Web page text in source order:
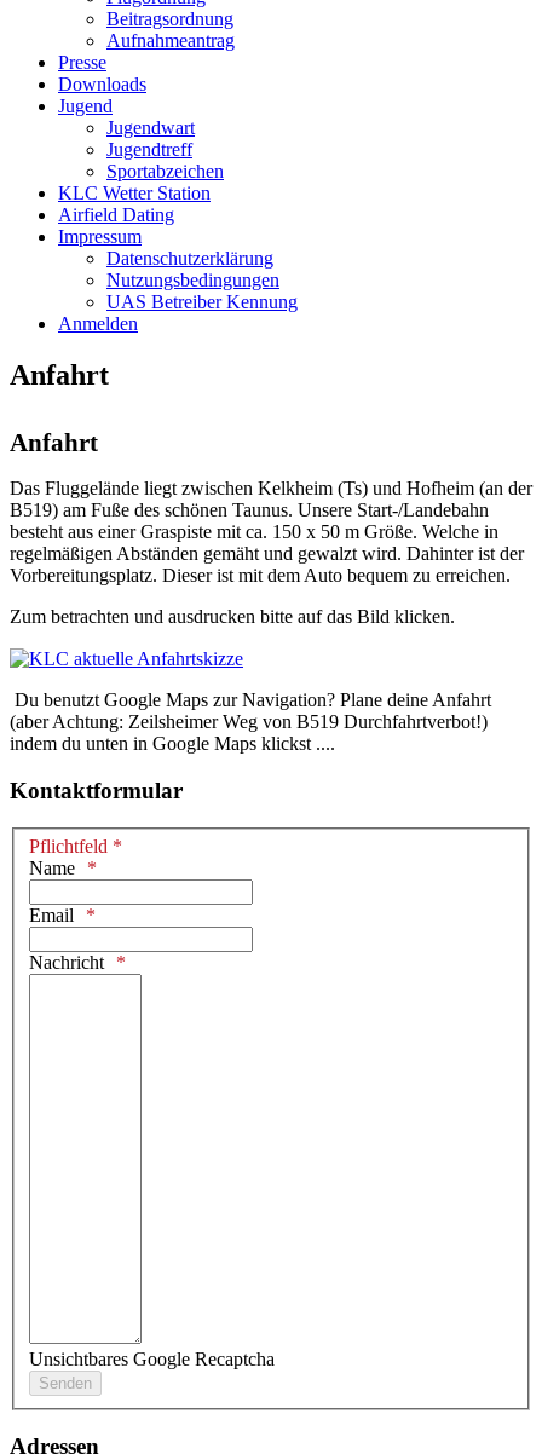
Beitragsordnung
Aufnahmeantrag
Presse
Downloads
Jugend
Jugendwart
Jugendtreff
Sportabzeichen
KLC Wetter Station
Airfield Dating
Impressum
Datenschutzerklärung
Nutzungsbedingungen
UAS Betreiber Kennung
Anmelden
Anfahrt
Anfahrt
Das Fluggelände liegt zwischen Kelkheim (Ts) und Hofheim (an der
B519) am Fuße des schönen Taunus. Unsere Start-/Landebahn
besteht aus einer Graspiste mit ca. 150 x 50 m Größe. Welche in
regelmäßigen Abständen gemäht und gewalzt wird. Dahinter ist der
Vorbereitungsplatz. Dieser ist mit dem Auto bequem zu erreichen.
Zum betrachten und ausdrucken bitte auf das Bild klicken.
Du benutzt Google Maps zur Navigation? Plane deine Anfahrt
(aber Achtung: Zeilsheimer Weg von B519 Durchfahrtverbot!)
indem du unten in Google Maps klickst ....
Kontaktformular
Pflichtfeld *
Name
Email
Nachricht
Unsichtbares Google Recaptcha
Adressen